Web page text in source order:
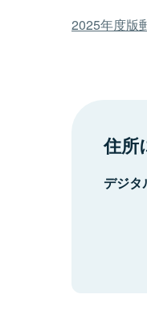
2025年度版
住所
デジタ